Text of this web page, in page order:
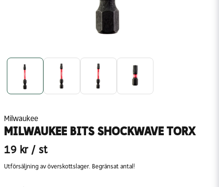
Milwaukee
MILWAUKEE BITS SHOCKWAVE TORX
19 kr / st
Utförsäljning av överskottslager. Begränsat antal!